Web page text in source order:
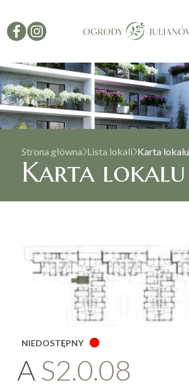
Strona główna Lista lokali Karta lokalu
Karta lokalu
NIEDOSTĘPNY
A S2.0.08